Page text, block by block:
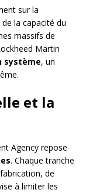
sur la
la capacité du
massifs de
Martin
système, un
et la
Agency repose
. Chaque tranche
de
à limiter les